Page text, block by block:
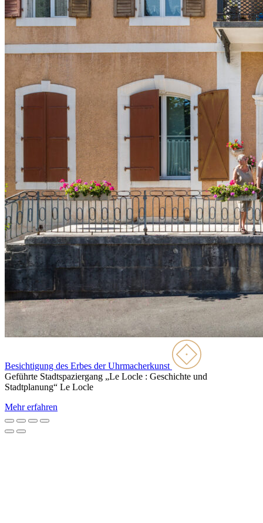
Besichtigung des Erbes der Uhrmacherkunst
Geführte Stadtspaziergang „Le Locle : Geschichte und
Stadtplanung“ Le Locle
Mehr erfahren